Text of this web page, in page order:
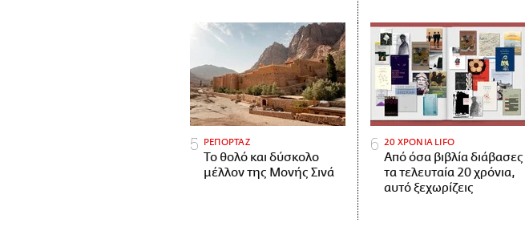
ΡΕΠΟΡΤΑΖ
Το θολό και δύσκολο
μέλλον της Μονής Σινά
20 ΧΡΟΝΙΑ LIFO
Από όσα βιβλία διάβασες
τα τελευταία 20 χρόνια,
αυτό ξεχωρίζεις